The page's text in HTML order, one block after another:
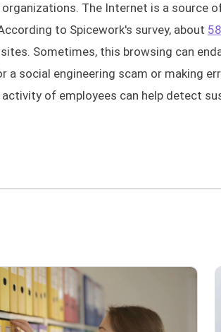
The Internet is a source
to Spicework's survey, about
Sometimes, this browsing can
social engineering scam or making
of employees can help detect